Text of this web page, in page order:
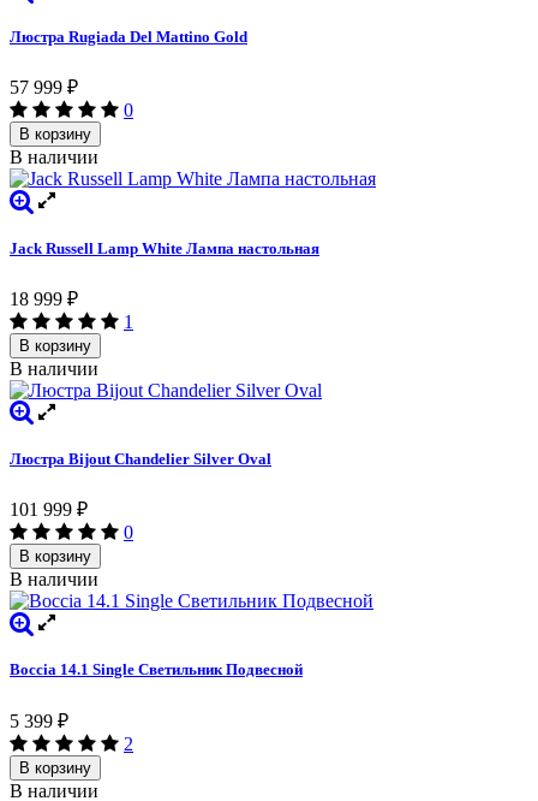
Люстра Rugiada Del Mattino Gold
57 999 ₽
0
В корзину
В наличии
Jack Russell Lamp White Лампа настольная
18 999 ₽
1
В корзину
В наличии
Люстра Bijout Chandelier Silver Oval
101 999 ₽
0
В корзину
В наличии
Boccia 14.1 Single Светильник Подвесной
5 399 ₽
2
В корзину
В наличии